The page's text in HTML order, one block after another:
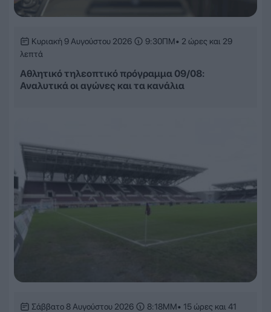
Κυριακή 9 Αυγούστου 2026 9:30ΠΜ• 2 ώρες και 29
λεπτά
Αθλητικό τηλεοπτικό πρόγραμμα 09/08:
Αναλυτικά οι αγώνες και τα κανάλια
Σάββατο 8 Αυγούστου 2026 8:18ΜΜ• 15 ώρες και 41